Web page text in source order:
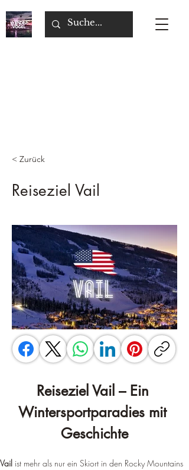
< Zurück
Reiseziel Vail
Reiseziel Vail – Ein
Wintersportparadies mit
Geschichte
Vail ist mehr als nur ein Skiort in den Rocky Mountains